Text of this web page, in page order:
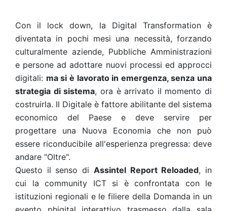
Con il lock down, la Digital Transformation è
diventata in pochi mesi una necessità, forzando
culturalmente aziende, Pubbliche Amministrazioni
e persone ad adottare nuovi processi ed approcci
digitali: ma si è lavorato in emergenza, senza una
strategia di sistema, ora è arrivato il momento di
costruirla. Il Digitale è fattore abilitante del sistema
economico del Paese e deve servire per
progettare una Nuova Economia che non può
essere riconducibile all'esperienza pregressa: deve
andare "Oltre".
Questo il senso di Assintel Report Reloaded, in
cui la community ICT si è confrontata con le
istituzioni regionali e le filiere della Domanda in un